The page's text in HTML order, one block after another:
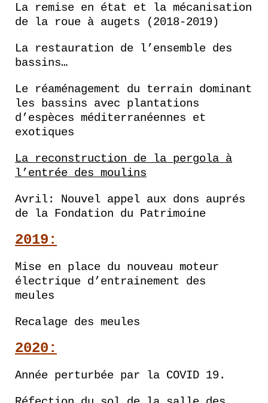
La remise en état et la mécanisation
de la roue à augets (2018-2019)
La restauration de l’ensemble des
bassins…
Le réaménagement du terrain dominant
les bassins avec plantations
d’espèces méditerranéennes et
exotiques
La reconstruction de la pergola à
l’entrée des moulins
Avril: Nouvel appel aux dons auprés
de la Fondation du Patrimoine
2019:
Mise en place du nouveau moteur
électrique d’entrainement des
meules
Recalage des meules
2020:
Année perturbée par la COVID 19.